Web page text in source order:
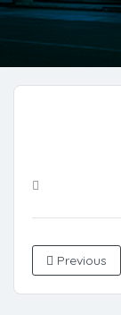
Previous